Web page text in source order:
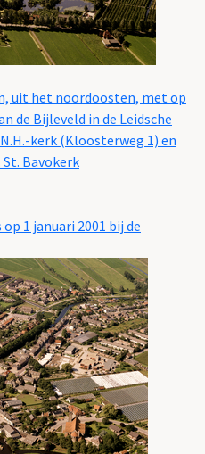
uit het noordoosten, met op
de Bijleveld in de Leidsche
kerk (Kloosterweg 1) en
Bavokerk
1 januari 2001 bij de